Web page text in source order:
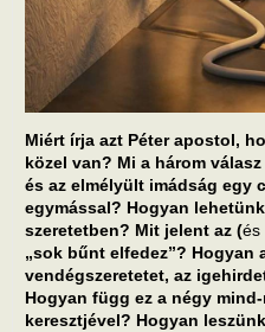
Miért írja azt Péter apostol,
közel van? Mi a három
és az elmélyült imádság egy
egymással? Hogyan
szeretetben? Mit jelent az (és
„sok bűnt elfedez”? Hogyan
vendégszeretetet, az
Hogyan függ ez a négy
keresztjével? Hogyan